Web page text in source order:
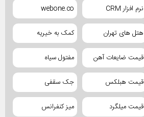
نرم افزار CRM webone.co
هتل های تهران کمک به خیریه
قیمت ضایعات آهن مفتول سیاه
قیمت هبلکس جک سقفی
قیمت میلگرد میز کنفرانس